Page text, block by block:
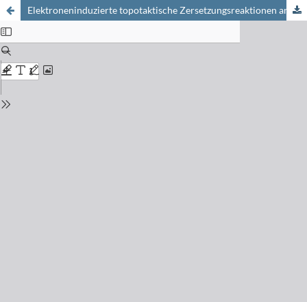
Elektroneninduzierte topotaktische Zersetzungsreaktionen anorganischer Verbindungen